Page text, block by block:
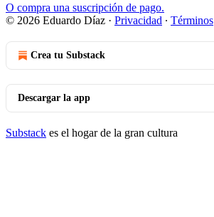
O compra una suscripción de pago.
© 2026 Eduardo Díaz · Privacidad ∙ Términos
Crea tu Substack
Descargar la app
Substack es el hogar de la gran cultura